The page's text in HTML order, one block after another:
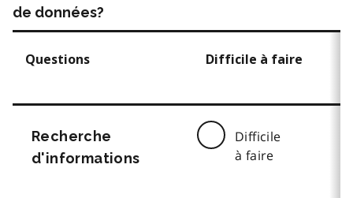
de données?
Questions Difficile à faire
Recherche
d'informations
Difficile
à faire